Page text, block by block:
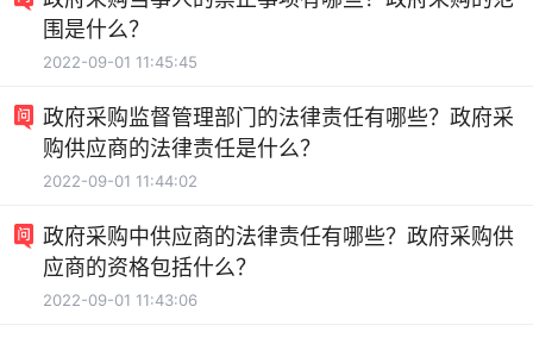
围是什么？
2022-09-01 11:45:45
政府采购监督管理部门的法律责任有哪些？政府采
购供应商的法律责任是什么？
2022-09-01 11:44:02
政府采购中供应商的法律责任有哪些？政府采购供
应商的资格包括什么？
2022-09-01 11:43:06